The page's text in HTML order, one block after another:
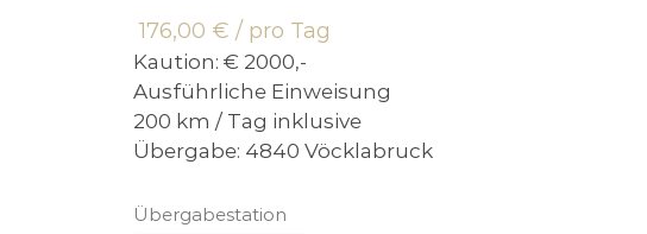
176,00 € / pro Tag
Kaution: € 2000,-
Ausführliche Einweisung
200 km / Tag inklusive
Übergabe: 4840 Vöcklabruck
Übergabestation